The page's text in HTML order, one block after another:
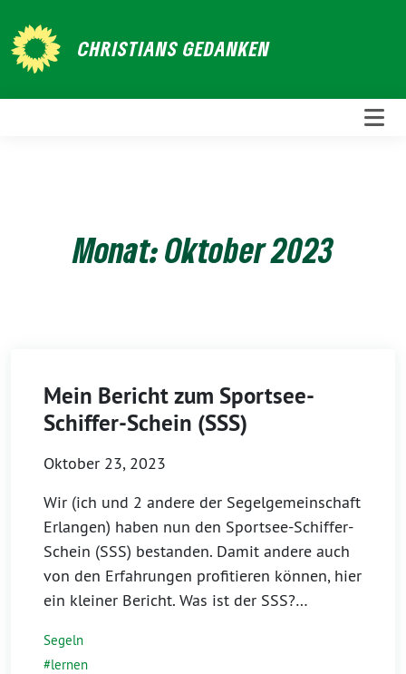
zum
Inhalt
CHRISTIANS GEDANKEN
Monat:Oktober 2023
Mein Bericht zum Sportsee-
Schiffer-Schein (SSS)
Oktober 23, 2023
Wir (ich und 2 andere der Segelgemeinschaft
Erlangen) haben nun den Sportsee-Schiffer-
Schein (SSS) bestanden. Damit andere auch
von den Erfahrungen profitieren können, hier
ein kleiner Bericht. Was ist der SSS?…
Segeln
lernen